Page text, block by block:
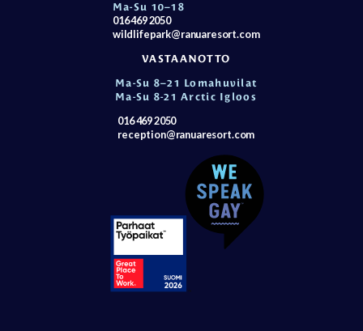
Ma-Su 10–18
016 469 2050
wildlifepark@ranuaresort.com
VASTAANOTTO
Ma-Su 8–21 Lomahuvilat
Ma-Su 8-21 Arctic Igloos
016 469 2050
reception@ranuaresort.com